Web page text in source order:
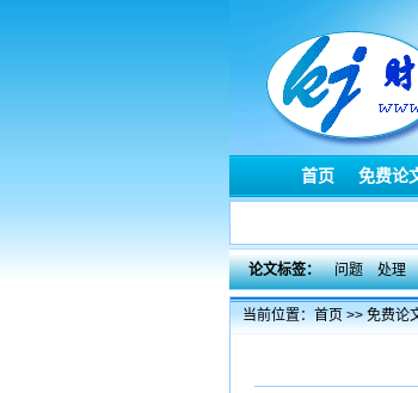
首页 免费论
论文标签： 问题 处理
当前位置：首页>>免费论